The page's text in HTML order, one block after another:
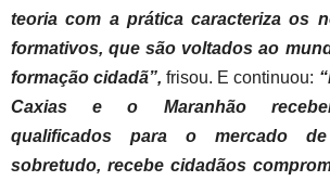
teoria com a prática caracteriza os
formativos, que são voltados ao
formação cidadã”, frisou. E continuou:
Caxias e o Maranhão
qualificados para o mercado
sobretudo, recebe cidadãos